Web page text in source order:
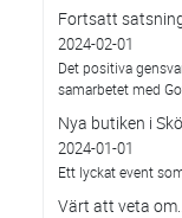
Fortsatt
2024-02-01
Det positiva
samarbetet med
Nya butiken i
2024-01-01
Ett lyckat event
Värt att veta